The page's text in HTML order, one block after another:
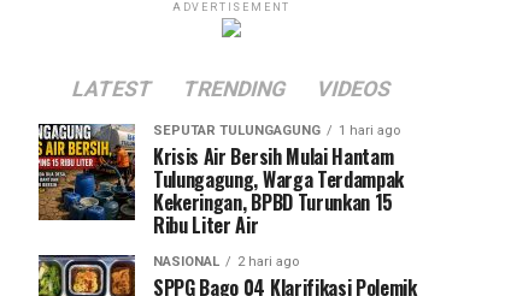
ADVERTISEMENT
LATEST TRENDING VIDEOS
SEPUTAR TULUNGAGUNG 1 hari ago
Krisis Air Bersih Mulai Hantam
Tulungagung, Warga Terdampak
Kekeringan, BPBD Turunkan 15
Ribu Liter Air
NASIONAL 2 hari ago
SPPG Bago 04 Klarifikasi Polemik